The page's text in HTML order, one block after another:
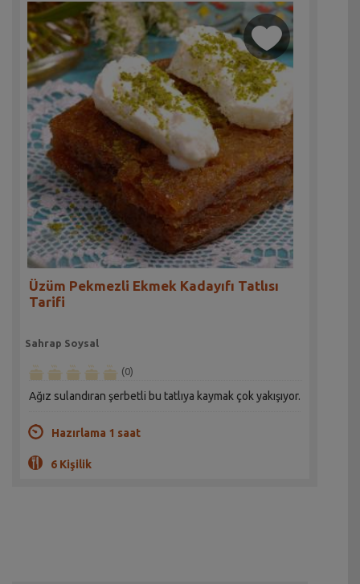
Üzüm Pekmezli Ekmek Kadayıfı Tatlısı
Tarifi
Sahrap Soysal
(0)
Ağız sulandıran şerbetli bu tatlıya kaymak çok yakışıyor.
Hazırlama 1 saat
6 Kişilik